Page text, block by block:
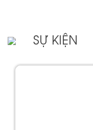
SỰ KIỆN